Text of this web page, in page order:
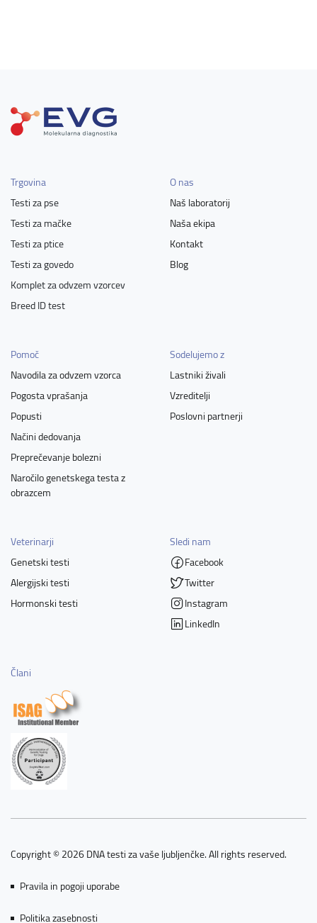
Trgovina
Testi za pse
Testi za mačke
Testi za ptice
Testi za govedo
Komplet za odvzem vzorcev
Breed ID test
O nas
Naš laboratorij
Naša ekipa
Kontakt
Blog
Pomoč
Navodila za odvzem vzorca
Pogosta vprašanja
Popusti
Načini dedovanja
Preprečevanje bolezni
Naročilo genetskega testa z
obrazcem
Sodelujemo z
Lastniki živali
Vzreditelji
Poslovni partnerji
Veterinarji
Genetski testi
Alergijski testi
Hormonski testi
Sledi nam
Facebook
Twitter
Instagram
LinkedIn
Člani
Copyright © 2026 DNA testi za vaše ljubljenčke. All rights reserved.
Pravila in pogoji uporabe
Politika zasebnosti